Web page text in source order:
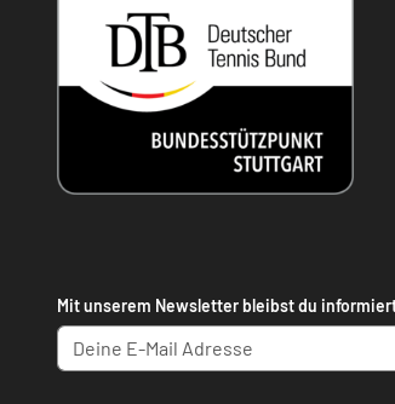
Mit unserem Newsletter bleibst du